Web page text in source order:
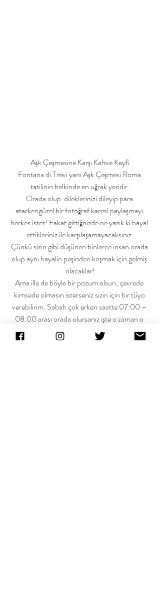
Aşk Çeşmesine Karşı Kahve Keyfi
Fontana di Trevi yani Aşk Çeşmesi Roma
tatilinin belkinde en uğrak yeridir.
Orada olup  dileklerinizi dileyip para
atarkengüzel bir fotoğraf karesi paylaşmayı
herkes ister! Fakat gittiğnizde ne yazık ki hayal
ettikleriniz ile karşılaşamayacaksınız.
Çünkü sizin gibi düşünen binlerce insan orada
olup aynı hayalin peşinden koşmak için gelmiş
olacaklar!
Ama ille de böyle bir pozum olsun, çevrede
kimsede olmasın isterseniz sizin için bir tüyo
verebilirim. Sabah çok erken saatte 07:00 –
08:00 arası orada olursanız işte o zaman o
hayal ettiğiniz fotoğraf ulaşmış olursunuz.
Yok ben kalkamam derseniz de benim gibi